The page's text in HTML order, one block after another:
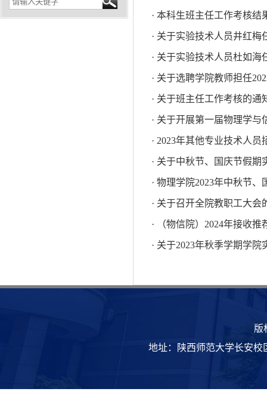
· 本科生班主任工作考核结
· 关于实验技术人员井红
· 关于实验技术人员杜如
· 关于选聘学院教师担任
· 关于班主任工作考核的通
· 关于开展第一届物理学
· 2023年其他专业技术人员
· 关于中秋节、国庆节假
· 物理学院2023年中秋节、
· 关于召开全院教职工大会
· （物信院）2024年接收
· 关于2023年秋季学期学
版
地址：陕西师范大学长安校